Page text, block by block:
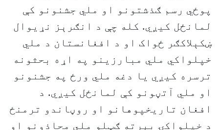
پوځي رسم ګذشتونو او ملي جشنونو کې
لمانځل کیږي‌. کله چې د انګرېز نړیوال
ښکېلاکګر ځواک او د افغانستان د ملي
خپلواکي ملي مبارزینو په اړه بحثونه
ترسره کیږي یا دغه ملي ورځ په جشنونو
او ملي آتڼونو کې لمانځل کیږي. د
افغان تاریخپوهانو او روڼاندو ترمنځ
د خپلواكۍ بېرته ګټلو ملي محاذونو او